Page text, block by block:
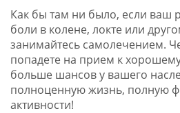
Как бы там ни было, если ваш
боли в колене, локте или
занимайтесь самолечением.
попадете на прием к
больше шансов у вашего
полноценную жизнь, полную
активности!